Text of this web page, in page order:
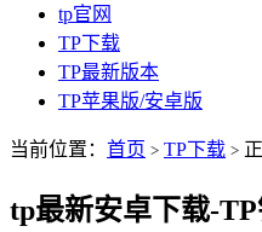
tp官网
TP下载
TP最新版本
TP苹果版/安卓版
当前位置： 首页 > TP下载 >
tp最新安卓下载-